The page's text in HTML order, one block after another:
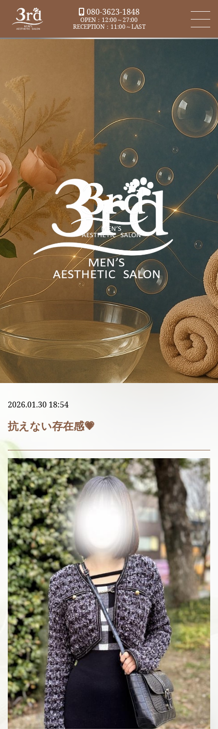
080-3623-1848
OPEN：12:00～27:00
RECEPTION：11:00～LAST
2026.01.30 18:54
抗えない存在感💗